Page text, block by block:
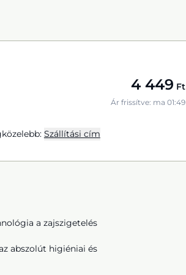
4 449 Ft
Ár frissítve: ma 01:49
Szállítási cím
a zajszigetelés
abszolút higiéniai és